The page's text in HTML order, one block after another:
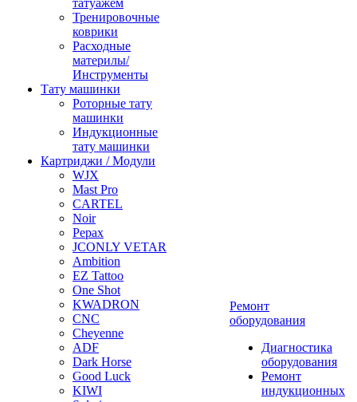
татуажем
Тренировочные
коврики
Расходные
материлы/
Инструменты
Тату машинки
Роторные тату
машинки
Индукционные
тату машинки
Картриджи / Модули
WJX
Mast Pro
CARTEL
Noir
Pepax
JCONLY VETAR
Ambition
EZ Tattoo
One Shot
KWADRON
CNC
Cheyenne
ADF
Dark Horse
Good Luck
KIWI
Ремонт
оборудования
Диагностика
оборудования
Ремонт
индукционных